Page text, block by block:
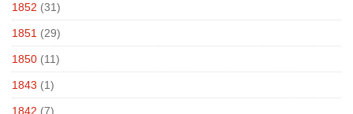
1852 (31)
1851 (29)
1850 (11)
1843 (1)
1842 (7)